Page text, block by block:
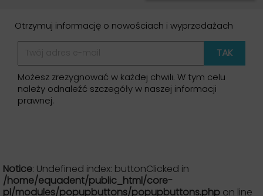
Otrzymuj informację o nowościach i wyprzedażach
Możesz zrezygnować w każdej chwili. W tym celu
należy odnaleźć szczegóły w naszej informacji
prawnej.
Notice: Undefined index: buttonClicked in
/home/equadent/public_html/core-
pl/modules/popupbuttons/popupbuttons.php on line